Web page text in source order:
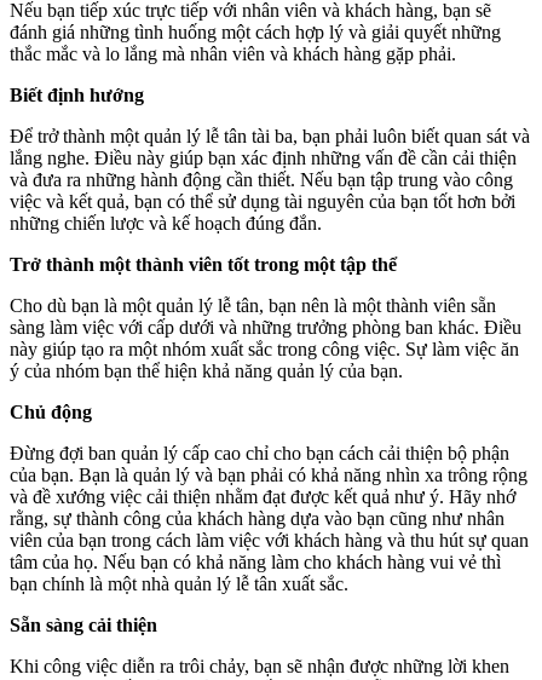
Nếu bạn tiếp xúc trực tiếp với nhân viên và khách hàng, bạn sẽ
đánh giá những tình huống một cách hợp lý và giải quyết những
thắc mắc và lo lắng mà nhân viên và khách hàng gặp phải.
Biết định hướng
Để trở thành một quản lý lễ tân tài ba, bạn phải luôn biết quan sát và
lắng nghe. Điều này giúp bạn xác định những vấn đề cần cải thiện
và đưa ra những hành động cần thiết. Nếu bạn tập trung vào công
việc và kết quả, bạn có thể sử dụng tài nguyên của bạn tốt hơn bởi
những chiến lược và kế hoạch đúng đắn.
Trở thành một thành viên tốt trong một tập thể
Cho dù bạn là một quản lý lễ tân, bạn nên là một thành viên sẵn
sàng làm việc với cấp dưới và những trưởng phòng ban khác. Điều
này giúp tạo ra một nhóm xuất sắc trong công việc. Sự làm việc ăn
ý của nhóm bạn thể hiện khả năng quản lý của bạn.
Chủ động
Đừng đợi ban quản lý cấp cao chỉ cho bạn cách cải thiện bộ phận
của bạn. Bạn là quản lý và bạn phải có khả năng nhìn xa trông rộng
và đề xướng việc cải thiện nhằm đạt được kết quả như ý. Hãy nhớ
rằng, sự thành công của khách hàng dựa vào bạn cũng như nhân
viên của bạn trong cách làm việc với khách hàng và thu hút sự quan
tâm của họ. Nếu bạn có khả năng làm cho khách hàng vui vẻ thì
bạn chính là một nhà quản lý lễ tân xuất sắc.
Sẵn sàng cải thiện
Khi công việc diễn ra trôi chảy, bạn sẽ nhận được những lời khen